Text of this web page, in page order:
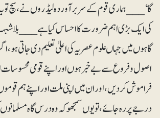
گا‘___ ہماری قوم کے سربرآوردہ لیڈروں نے، سچ تو
کی ایک بڑی اہم ضرورت کا احساس کیا ہے___
گاہوں میں جہاں علوم عصریہ کی اعلیٰ تعلیم دی جاتی
اصول و فروع سے بے خبر ہوں اور اپنے قومی محسوسات
فراموش کردیں، اور ان میں اپنی ملت اور اپنے ہم
درجے پر رہ جائے، تو یوں سمجھو کہ وہ درس گاہ